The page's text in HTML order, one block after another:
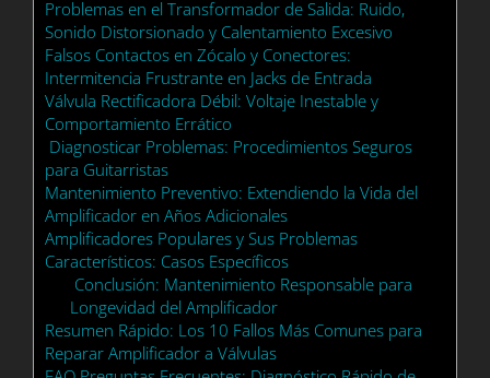
Problemas en el Transformador de Salida: Ruido,
Sonido Distorsionado y Calentamiento Excesivo
Falsos Contactos en Zócalo y Conectores:
Intermitencia Frustrante en Jacks de Entrada
Válvula Rectificadora Débil: Voltaje Inestable y
Comportamiento Errático
Diagnosticar Problemas: Procedimientos Seguros
para Guitarristas
Mantenimiento Preventivo: Extendiendo la Vida del
Amplificador en Años Adicionales
Amplificadores Populares y Sus Problemas
Característicos: Casos Específicos
Conclusión: Mantenimiento Responsable para
Longevidad del Amplificador
Resumen Rápido: Los 10 Fallos Más Comunes para
Reparar Amplificador a Válvulas